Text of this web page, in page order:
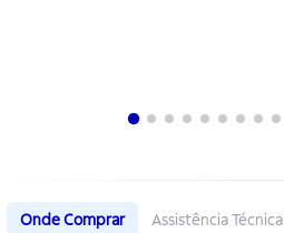
Onde Comprar Assistência Técnica